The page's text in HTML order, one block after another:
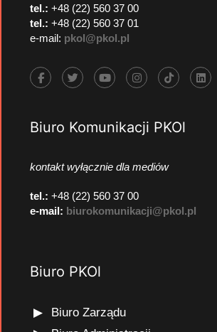
tel.: +48 (22) 560 37 00
tel.: +48 (22) 560 37 01
e-mail: pkol@pkol.pl
Biuro Komunikacji PKOl
kontakt wyłącznie dla mediów
tel.: +48 (22) 560 37 00
e-mail: biurokomunikacji@pkol.pl
Biuro PKOl
Biuro Zarządu